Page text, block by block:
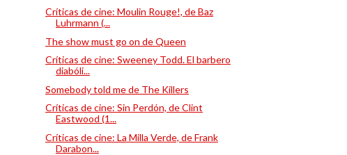
Críticas de cine: Moulin Rouge!, de Baz
Luhrmann (...
The show must go on de Queen
Críticas de cine: Sweeney Todd. El barbero
diabóli...
Somebody told me de The Killers
Críticas de cine: Sin Perdón, de Clint
Eastwood (1...
Críticas de cine: La Milla Verde, de Frank
Darabon...